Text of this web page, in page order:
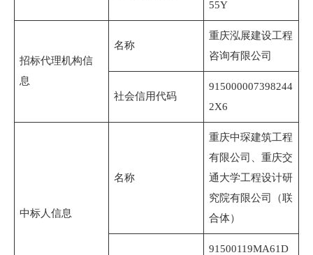
55Y
招标代理机构信
息
名称
重庆泓展建设工程
咨询有限公司
社会信用代码
915000007398244
2X6
中标人信息
名称
重庆中琛建筑工程
有限公司、重庆交
通大学工程设计研
究院有限公司（联
合体）
91500119MA61D